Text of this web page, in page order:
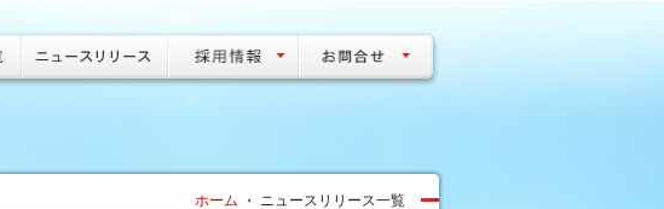
ホーム ・ ニュースリリース一覧